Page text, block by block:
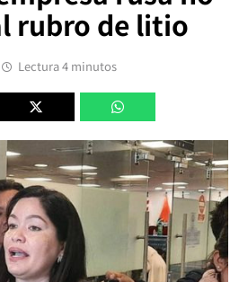
rubro de litio
Lectura 4 minutos